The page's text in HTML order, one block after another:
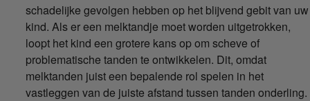
schadelijke gevolgen hebben op het blijvend gebit van uw
kind. Als er een melktandje moet worden uitgetrokken,
loopt het kind een grotere kans op om scheve of
problematische tanden te ontwikkelen. Dit, omdat
melktanden juist een bepalende rol spelen in het
vastleggen van de juiste afstand tussen tanden onderling.